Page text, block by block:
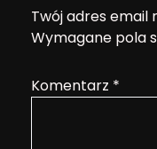
Twój adres email
Wymagane pola
Komentarz *